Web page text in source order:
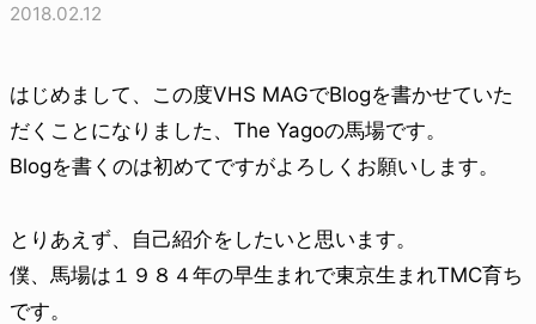
2018.02.12
はじめまして、この度VHS MAGでBlogを書かせていた
だくことになりました、The Yagoの馬場です。
Blogを書くのは初めてですがよろしくお願いします。
とりあえず、自己紹介をしたいと思います。
僕、馬場は１９８４年の早生まれで東京生まれTMC育ち
です。